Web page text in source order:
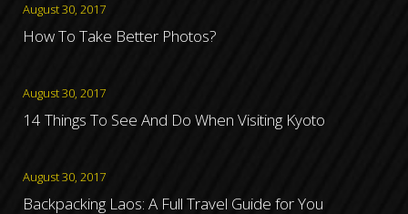
August 30, 2017
How To Take Better Photos?
August 30, 2017
14 Things To See And Do When Visiting Kyoto
August 30, 2017
Backpacking Laos: A Full Travel Guide for You